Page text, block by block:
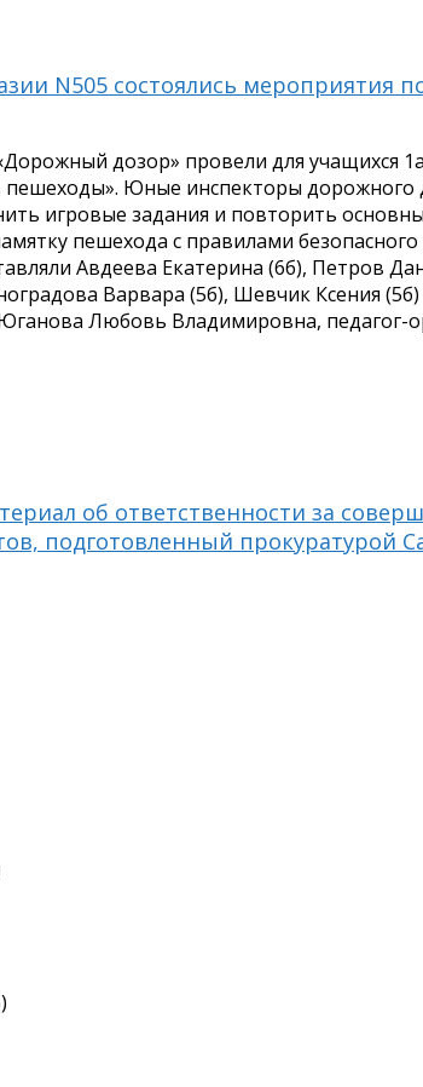
N505 состоялись мероприятия
дозор» провели для учащихся
пешеходы». Юные инспекторы дорожного
игровые задания и повторить
пешехода с правилами
Авдеева Екатерина (6б), Петров
Варвара (5б), Шевчик Ксения
Любовь Владимировна, педагог-
об ответственности за
подготовленный прокуратурой